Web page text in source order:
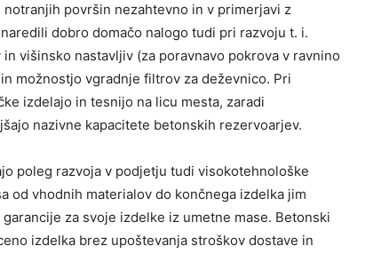
površin nezahtevno in v primerjavi z
dobro domačo nalogo tudi pri razvoju t. i.
višinsko nastavljiv (za poravnavo pokrova v ravnino
možnostjo vgradnje filtrov za deževnico. Pri
izdelajo in tesnijo na licu mesta, zaradi
nazivne kapacitete betonskih rezervoarjev.
poleg razvoja v podjetju tudi visokotehnološke
od vhodnih materialov do končnega izdelka jim
za svoje izdelke iz umetne mase. Betonski
izdelka brez upoštevanja stroškov dostave in